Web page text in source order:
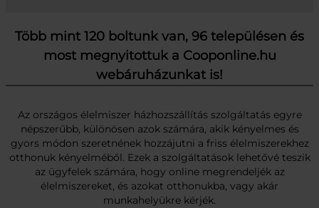
Több mint 120 boltunk van, 96 településen és
most megnyitottuk a Cooponline.hu
webáruházunkat is!
Az országos élelmiszer házhozszállítás szolgáltatás egyre
népszerűbb, különösen azok számára, akik kényelmes és
gyors módon szeretnének hozzájutni a friss élelmiszerekhez
otthonuk kényelméből. Ezek a szolgáltatások lehetővé teszik
az ügyfelek számára, hogy online megrendeljék az
élelmiszereket, és azokat otthonukba, vagy akár
munkahelyükre kérjék.